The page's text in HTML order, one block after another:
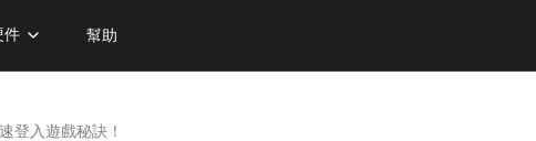
件 幫助
登入遊戲秘訣！